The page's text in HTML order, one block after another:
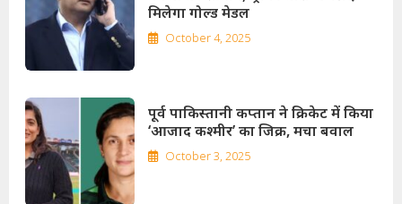
मिलेगा गोल्ड मेडल
October 4, 2025
पूर्व पाकिस्तानी कप्तान ने क्रिकेट में किया
‘आजाद कश्मीर’ का जिक्र, मचा बवाल
October 3, 2025